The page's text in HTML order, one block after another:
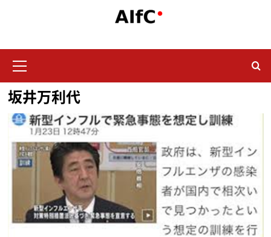
イ
ン
メ
ュ
坂井万利代